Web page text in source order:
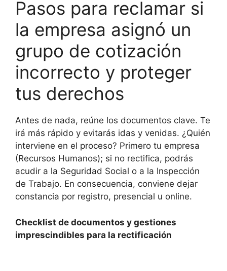
Pasos para reclamar si
la empresa asignó un
grupo de cotización
incorrecto y proteger
tus derechos
Antes de nada, reúne los documentos clave. Te
irá más rápido y evitarás idas y venidas. ¿Quién
interviene en el proceso? Primero tu empresa
(Recursos Humanos); si no rectifica, podrás
acudir a la Seguridad Social o a la Inspección
de Trabajo. En consecuencia, conviene dejar
constancia por registro, presencial u online.
Checklist de documentos y gestiones
imprescindibles para la rectificación